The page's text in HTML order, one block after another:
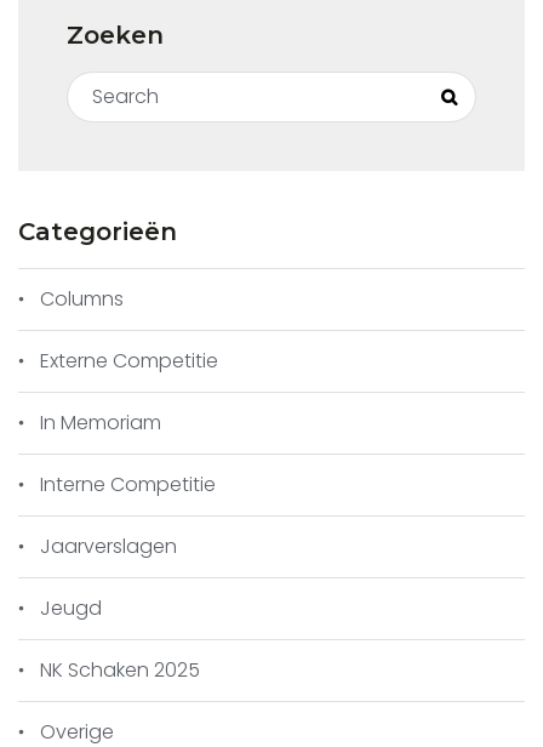
Zoeken
Search for:
Search
Categorieën
Columns
Externe Competitie
In Memoriam
Interne Competitie
Jaarverslagen
Jeugd
NK Schaken 2025
Overige